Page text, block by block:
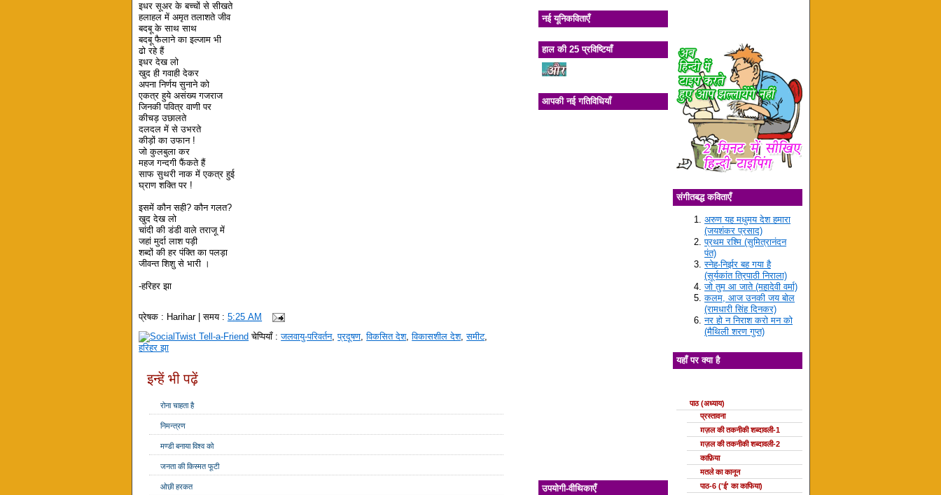
इधर सूअर के बच्चों से सीखते
हलाहल में अमृत तलाशते जीव
बदबू के साथ साथ
बदबू फैलाने का इल्जाम भी
ढो रहे हैं
इधर देख लो
खुद ही गवाही देकर
अपना निर्णय सुनाने को
एकत्र हुये असंख्य गजराज
जिनकी पवित्र वाणी पर
कीचड़ उछालते
दलदल में से उभरते
कीड़ों का उफान !
जो कुलबुला कर
महज गन्दगी फैंकते हैं
साफ सुथरी नाक में एकत्र हुई
घ्राण शक्ति पर !
इसमें कौन सही? कौन गलत?
खुद देख लो
चांदी की डंडी वाले तराजू में
जहां मुर्दा लाश पड़ी
शब्दों की हर पंक्ति का पलड़ा
जीवन्त शिशु से भारी ।
-हरिहर झा
प्रेषक : Harihar | समय :5:25 AM
चेप्पियाँ :जलवायु-परिवर्तन,प्रदूषण,विकसित देश,विकासशील देश,समीट,
हरिहर झा
इन्हें भी पढ़ें
रोना चाहता है
निमन्त्रण
मण्डी बनाया विश्व को
जनता की किस्मत फूटी
ओछी हरकत
नई यूनिकविताएँ
हाल की 25 प्रविष्टियाँ
आपकी नई गतिविधियाँ
उपयोगी-वीथिकाएँ
संगीतबद्ध कविताएँ
अरुण यह मधुमय देश हमारा
(जयशंकर प्रसाद)
प्रथम रश्मि (सुमित्रानंदन
पंत)
स्नेह-निर्झर बह गया है
(सूर्यकांत त्रिपाठी निराला)
जो तुम आ जाते (महादेवी वर्मा)
कलम, आज उनकी जय बोल
(रामधारी सिंह दिनकर)
नर हो न निराश करो मन को
(मैथिली शरण गुप्त)
यहाँ पर क्या है
पाठ (अध्याय)
प्रस्तावना
ग़ज़ल की तकनीकी शब्दावली-1
ग़ज़ल की तकनीकी शब्दावली-2
काफ़िया
मतले का कानून
पाठ-6 ('ई' का काफिया)